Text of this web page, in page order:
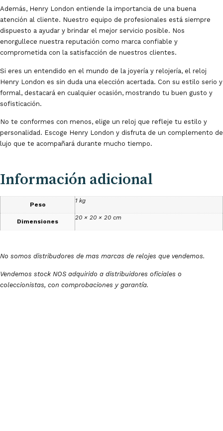
Además, Henry London entiende la importancia de una buena
atención al cliente. Nuestro equipo de profesionales está siempre
dispuesto a ayudar y brindar el mejor servicio posible. Nos
enorgullece nuestra reputación como marca confiable y
comprometida con la satisfacción de nuestros clientes.
Si eres un entendido en el mundo de la joyería y relojería, el reloj
Henry London es sin duda una elección acertada. Con su estilo serio y
formal, destacará en cualquier ocasión, mostrando tu buen gusto y
sofisticación.
No te conformes con menos, elige un reloj que refleje tu estilo y
personalidad. Escoge Henry London y disfruta de un complemento de
lujo que te acompañará durante mucho tiempo.
Información adicional
Peso
1 kg
Dimensiones
20 × 20 × 20 cm
No somos distribudores de mas marcas de relojes que vendemos.
Vendemos stock NOS adquirido a distribuidores oficiales o
coleccionistas, con comprobaciones y garantía.